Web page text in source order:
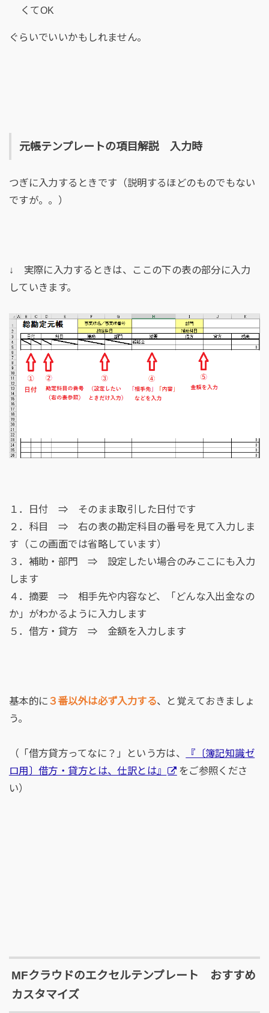
くてOK
ぐらいでいいかもしれません。
元帳テンプレートの項目解説 入力時
つぎに入力するときです（説明するほどのものでもない
ですが。。）
↓ 実際に入力するときは、ここの下の表の部分に入力
していきます。
１．日付 ⇒ そのまま取引した日付です
２．科目 ⇒ 右の表の勘定科目の番号を見て入力しま
す（この画面では省略しています）
３．補助・部門 ⇒ 設定したい場合のみここにも入力
します
４．摘要 ⇒ 相手先や内容など、「どんな入出金なの
か」がわかるように入力します
５．借方・貸方 ⇒ 金額を入力します
基本的に ３番以外は必ず入力する、と覚えておきましょ
う。
（「借方貸方ってなに？」という方は、
『〔簿記知識ゼ
ロ用〕借方・貸方とは、仕訳とは』
をご参照くださ
い）
MFクラウドのエクセルテンプレート おすすめ
カスタマイズ